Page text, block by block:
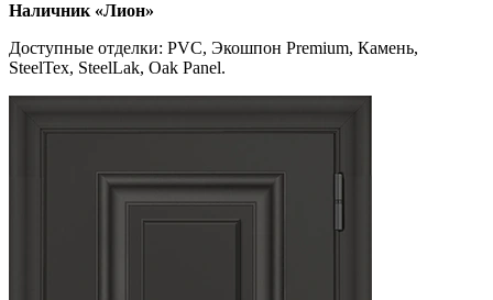
Наличник «Лион»
Доступные отделки: PVC, Экошпон Premium, Камень,
SteelTex, SteelLak, Oak Panel.